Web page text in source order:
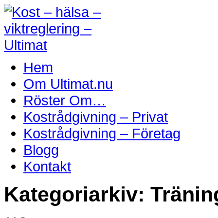
Hem
Om Ultimat.nu
Röster Om…
Kostrådgivning – Privat
Kostrådgivning – Företag
Blogg
Kontakt
Kategoriarkiv: